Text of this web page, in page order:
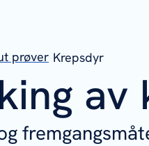
prøver Krepsdyr
av